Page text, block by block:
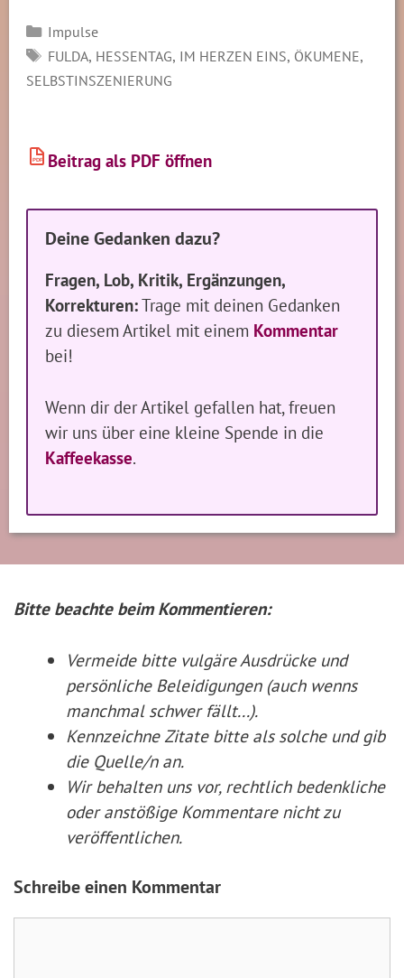
Kategorien
Impulse
SCHLAGWÖRTER
FULDA, HESSENTAG, IM HERZEN EINS, ÖKUMENE,
SELBSTINSZENIERUNG
PDF Beitrag als PDF öffnen
Deine Gedanken dazu?
Fragen, Lob, Kritik, Ergänzungen,
Korrekturen:Trage mit deinen Gedanken
zu diesem Artikel mit einem Kommentar
bei!
Wenn dir der Artikel gefallen hat, freuen
wir uns über eine kleine Spende in die
Kaffeekasse.
Bitte beachte beim Kommentieren:
Vermeide bitte vulgäre Ausdrücke und
persönliche Beleidigungen (auch wenns
manchmal schwer fällt...).
Kennzeichne Zitate bitte als solche und gib
die Quelle/n an.
Wir behalten uns vor, rechtlich bedenkliche
oder anstößige Kommentare nicht zu
veröffentlichen.
Schreibe einen Kommentar